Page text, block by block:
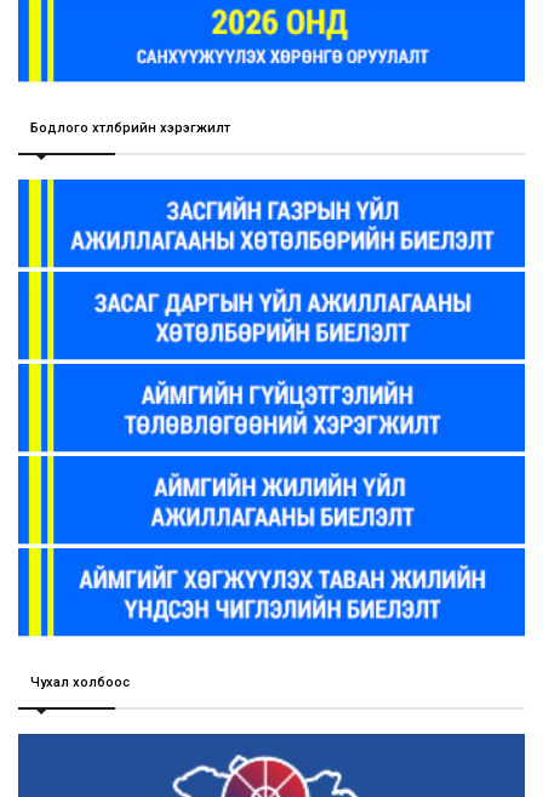
Бодлого хөтөлбөрийн хэрэгжилт
Чухал холбоос